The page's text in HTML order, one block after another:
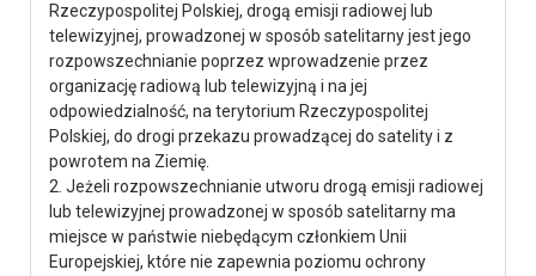
Rzeczypospolitej Polskiej, drogą emisji radiowej lub
telewizyjnej, prowadzonej w sposób satelitarny jest jego
rozpowszechnianie poprzez wprowadzenie przez
organizację radiową lub telewizyjną i na jej
odpowiedzialność, na terytorium Rzeczypospolitej
Polskiej, do drogi przekazu prowadzącej do satelity i z
powrotem na Ziemię.
2. Jeżeli rozpowszechnianie utworu drogą emisji radiowej
lub telewizyjnej prowadzonej w sposób satelitarny ma
miejsce w państwie niebędącym członkiem Unii
Europejskiej, które nie zapewnia poziomu ochrony